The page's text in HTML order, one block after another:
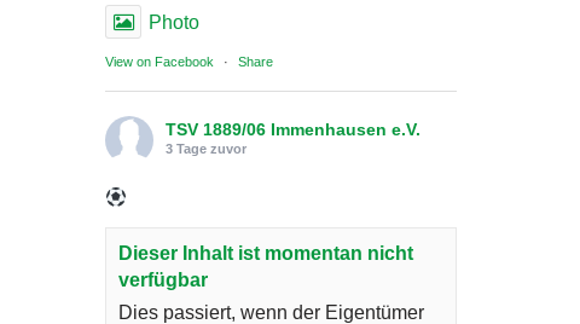
Photo
View on Facebook · Share
TSV 1889/06 Immenhausen e.V.
3 Tage zuvor
Dieser Inhalt ist momentan nicht
verfügbar
Dies passiert, wenn der Eigentümer